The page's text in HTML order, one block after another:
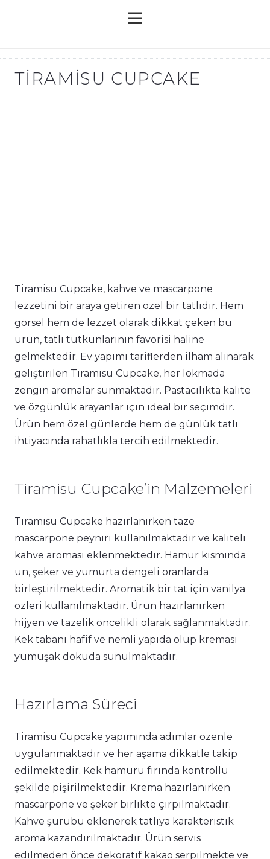
TIRAMISU CUPCAKE
Tiramisu Cupcake, kahve ve mascarpone
lezzetini bir araya getiren özel bir tatlıdır. Hem
görsel hem de lezzet olarak dikkat çeken bu
ürün, tatlı tutkunlarının favorisi haline
gelmektedir. Ev yapımı tariflerden ilham alınarak
geliştirilen Tiramisu Cupcake, her lokmada
zengin aromalar sunmaktadır. Pastacılıkta kalite
ve özgünlük arayanlar için ideal bir seçimdir.
Ürün hem özel günlerde hem de günlük tatlı
ihtiyacında rahatlıkla tercih edilmektedir.
Tiramisu Cupcake’in Malzemeleri
Tiramisu Cupcake hazırlanırken taze
mascarpone peyniri kullanılmaktadır ve kaliteli
kahve aroması eklenmektedir. Hamur kısmında
un, şeker ve yumurta dengeli oranlarda
birleştirilmektedir. Aromatik bir tat için vanilya
özleri kullanılmaktadır. Ürün hazırlanırken
hijyen ve tazelik öncelikli olarak sağlanmaktadır.
Kek tabanı hafif ve nemli yapıda olup kreması
yumuşak dokuda sunulmaktadır.
Hazırlama Süreci
Tiramisu Cupcake yapımında adımlar özenle
uygulanmaktadır ve her aşama dikkatle takip
edilmektedir. Kek hamuru fırında kontrollü
şekilde pişirilmektedir. Krema hazırlanırken
mascarpone ve şeker birlikte çırpılmaktadır.
Kahve şurubu eklenerek tatlıya karakteristik
aroma kazandırılmaktadır. Ürün servis
edilmeden önce dekoratif kakao serpilmekte ve